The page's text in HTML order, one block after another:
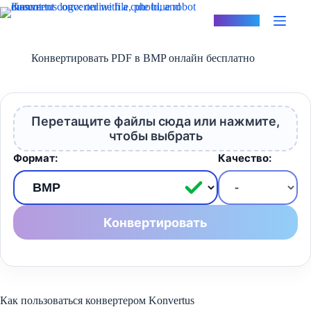
Перейти
к
Конвертировать PDF в BMP онлайн бесплатно
Перетащите файлы сюда или нажмите,
чтобы выбрать
Формат: Качество:
Конвертировать
Как пользоваться конвертером Konvertus